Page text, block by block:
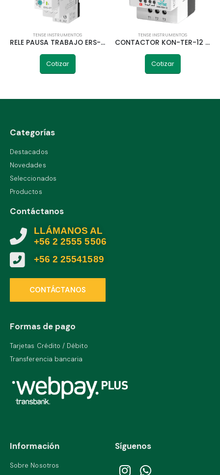
TENSE INSTRUMENTOS
RELE PAUSA TRABAJO ERS-07 0,1SEG-100M AJUSTABLE TENSE
Cotizar
TENSE INSTRUMENTOS
CONTACTOR KON-TER-12 DIGITAL TÉRMICO 1A-12A 380V TENSE
Cotizar
Categorías
Destacados
Novedades
Seleccionados
Productos
Contáctanos
LLÁMANOS AL
+56 2 2555 5506
+56 2 25541589
CONTÁCTANOS
Formas de pago
Tarjetas Crédito / Débito
Transferencia bancaria
Información
Sobre Nosotros
Síguenos